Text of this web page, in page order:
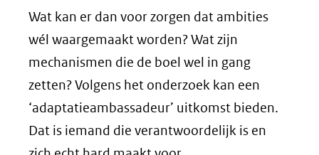
Wat kan er dan voor zorgen dat ambities
wél waargemaakt worden? Wat zijn
mechanismen die de boel wel in gang
zetten? Volgens het onderzoek kan een
‘adaptatieambassadeur’ uitkomst bieden.
Dat is iemand die verantwoordelijk is en